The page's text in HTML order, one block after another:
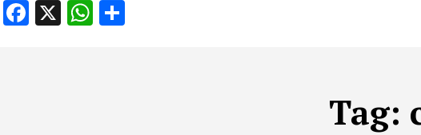
Facebook
X WhatsApp
Tag: